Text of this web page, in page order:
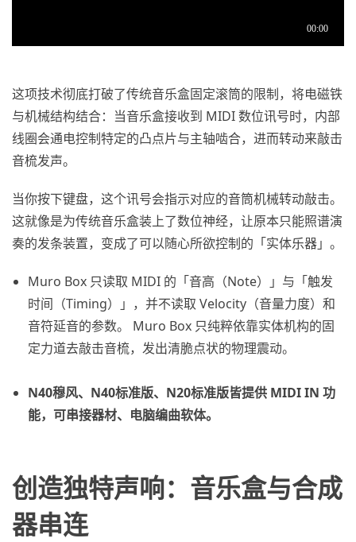
这项技术彻底打破了传统音乐盒固定滚筒的限制，将电磁铁
与机械结构结合：当音乐盒接收到 MIDI 数位讯号时，内部
线圈会通电控制特定的凸点片与主轴啮合，进而转动来敲击
音梳发声。
当你按下键盘，这个讯号会指示对应的音筒机械转动敲击。
这就像是为传统音乐盒装上了数位神经，让原本只能照谱演
奏的发条装置，变成了可以随心所欲控制的「实体乐器」。
Muro Box 只读取 MIDI 的「音高（Note）」与「触发
时间（Timing）」，并不读取 Velocity（音量力度）和
音符延音的参数。 Muro Box 只纯粹依靠实体机构的固
定力道去敲击音梳，发出清脆点状的物理震动。
N40穆风、N40标准版、N20标准版皆提供 MIDI IN 功
能，可串接器材、电脑编曲软体。
创造独特声响：音乐盒与合成
器串连